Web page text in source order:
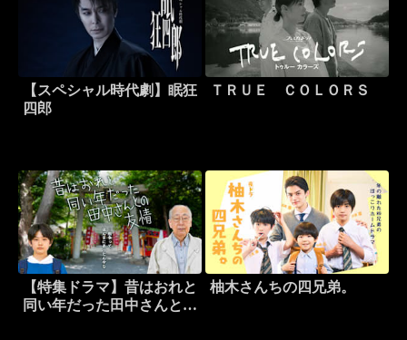
【スペシャル時代劇】眠狂
四郎
ＴＲＵＥ ＣＯＬＯＲＳ
【特集ドラマ】昔はおれと
同い年だった田中さんとの
柚木さんちの四兄弟。